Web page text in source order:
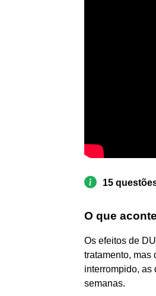
15
O que
Os efeitos de
tratamento, mas
interrompido, as
semanas.